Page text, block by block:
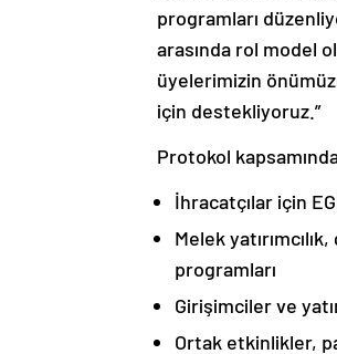
programları
arasında rol model
üyelerimizin
için destekliyoruz.”
Protokol
İhracatçılar için
Melek
programları
Girişimciler ve
Ortak etkinlikler,